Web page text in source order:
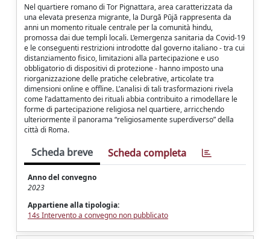
Nel quartiere romano di Tor Pignattara, area caratterizzata da
una elevata presenza migrante, la Durgā Pūjā rappresenta da
anni un momento rituale centrale per la comunità hindu,
promossa dai due templi locali. L’emergenza sanitaria da Covid-19
e le conseguenti restrizioni introdotte dal governo italiano - tra cui
distanziamento fisico, limitazioni alla partecipazione e uso
obbligatorio di dispositivi di protezione - hanno imposto una
riorganizzazione delle pratiche celebrative, articolate tra
dimensioni online e offline. L’analisi di tali trasformazioni rivela
come l’adattamento dei rituali abbia contribuito a rimodellare le
forme di partecipazione religiosa nel quartiere, arricchendo
ulteriormente il panorama “religiosamente superdiverso” della
città di Roma.
Scheda breve Scheda completa
Anno del convegno
2023
Appartiene alla tipologia:
14s Intervento a convegno non pubblicato